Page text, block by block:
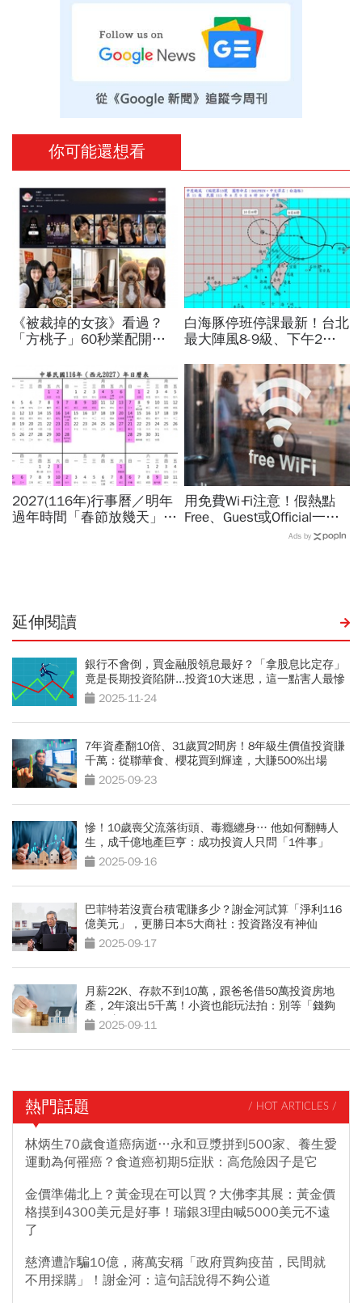
你可能還想看
《被裁掉的女孩》看過？
「方桃子」60秒業配開價
演到比真人還真：讓網紅反
學她
白海豚停班停課最新！台北
最大陣風8-9級、下午2點
為何不放颱風假？蔣萬安發
2027(116年)行事曆／明年
過年時間「春節放幾天」、
用免費Wi‑Fi注意！假熱點
Free、Guest或Official一按
錢沒了，雙重驗證也可能破
Ads by
延伸閱讀
銀行不會倒，買金融股領息最好？「拿股息比定存」
竟是長期投資陷阱...投資10大迷思，這一點害人最慘
2025-11-24
7年資產翻10倍、31歲買2間房！8年級生價值投資賺
千萬：從聯華食、櫻花買到輝達，大賺500%出場
2025-09-23
慘！10歲喪父流落街頭、毒癮纏身… 他如何翻轉人
生，成千億地產巨亨：成功投資人只問「1件事」
2025-09-16
巴菲特若沒賣台積電賺多少？謝金河試算「淨利116
億美元」，更勝日本5大商社：投資路沒有神仙
2025-09-17
月薪22K、存款不到10萬，跟爸爸借50萬投資房地
產，2年滾出5千萬！小資也能玩法拍：別等「錢夠
了」才開始
2025-09-11
熱門話題 / HOT ARTICLES /
林炳生70歲食道癌病逝…永和豆漿拼到500家、養生愛
運動為何罹癌？食道癌初期5症狀：高危險因子是它
金價準備北上？黃金現在可以買？大佛李其展：黃金價
格摸到4300美元是好事！瑞銀3理由喊5000美元不遠
了
慈濟遭詐騙10億，蔣萬安稱「政府買夠疫苗，民間就
不用採購」！謝金河：這句話說得不夠公道